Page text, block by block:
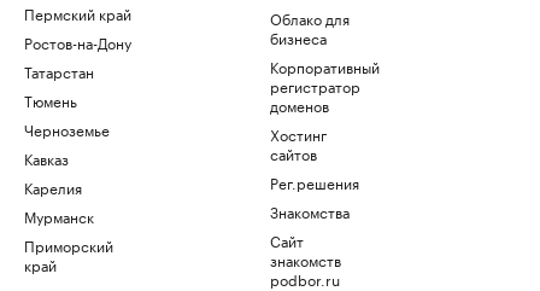
Пермский край
Ростов-на-Дону
Татарстан
Тюмень
Черноземье
Кавказ
Карелия
Мурманск
Приморский
край
Облако для
бизнеса
Корпоративный
регистратор
доменов
Хостинг
сайтов
Рег.решения
Знакомства
Сайт
знакомств
podbor.ru